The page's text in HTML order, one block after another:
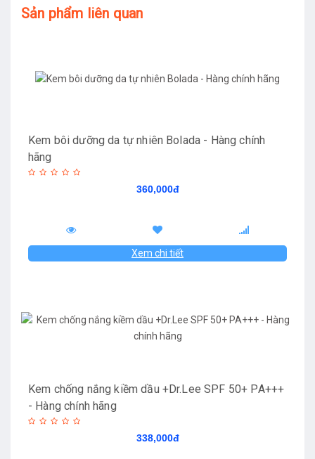
Sản phẩm liên quan
Kem bôi dưỡng da tự nhiên Bolada - Hàng chính
hãng
360,000đ
Xem chi tiết
Kem chống nắng kiềm dầu +Dr.Lee SPF 50+ PA+++
- Hàng chính hãng
338,000đ